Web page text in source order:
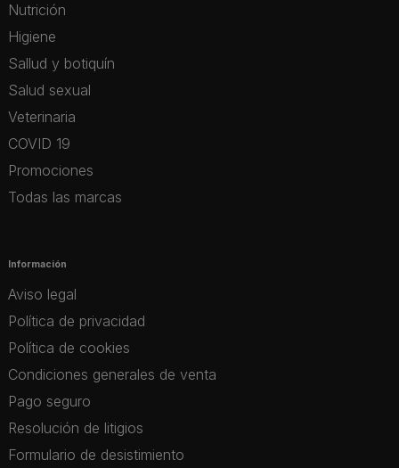
Nutrición
Higiene
Sallud y botiquín
Salud sexual
Veterinaria
COVID 19
Promociones
Todas las marcas
Información
Aviso legal
Política de privacidad
Política de cookies
Condiciones generales de venta
Pago seguro
Resolución de litigios
Formulario de desistimiento